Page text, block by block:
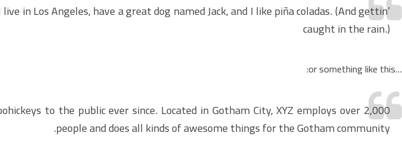
in Los Angeles, have a great dog named Jack, and I like piña coladas. (And gettin’
caught in the rain.)
…or something like this:
to the public ever since. Located in Gotham City, XYZ employs over 2,000
people and does all kinds of awesome things for the Gotham community.